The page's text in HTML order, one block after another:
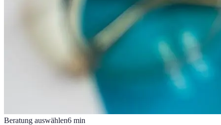
Beratung auswählen6 min